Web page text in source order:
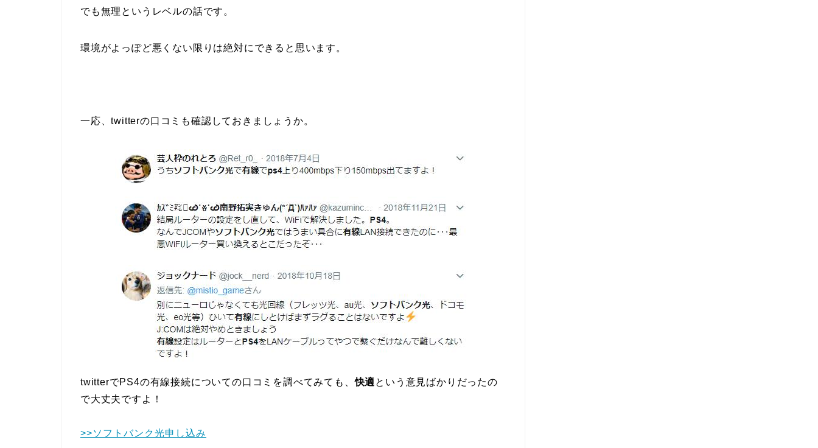
でも無理というレベルの話です。
環境がよっぽど悪くない限りは絶対にできると思います。
一応、twitterの口コミも確認しておきましょうか。
twitterでPS4の有線接続についての口コミを調べてみても、快適 という意見ばかりだったの
で大丈夫ですよ！
>>ソフトバンク光申し込み